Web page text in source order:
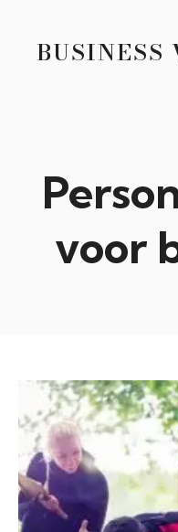
voor